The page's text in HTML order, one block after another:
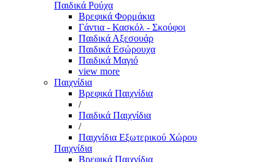
Παιδικά Ρούχα
Βρεφικά Φορμάκια
Γάντια - Κασκόλ - Σκούφοι
Παιδικά Αξεσουάρ
Παιδικά Εσώρουχα
Παιδικά Μαγιό
view more
Παιχνίδια
Βρεφικά Παιχνίδια
/
Παιδικά Παιχνίδια
/
Παιχνίδια Εξωτερικού Χώρου
Παιχνίδια
Βρεφικά Παιχνίδια